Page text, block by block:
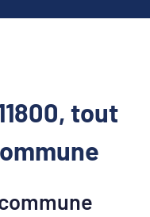
tout